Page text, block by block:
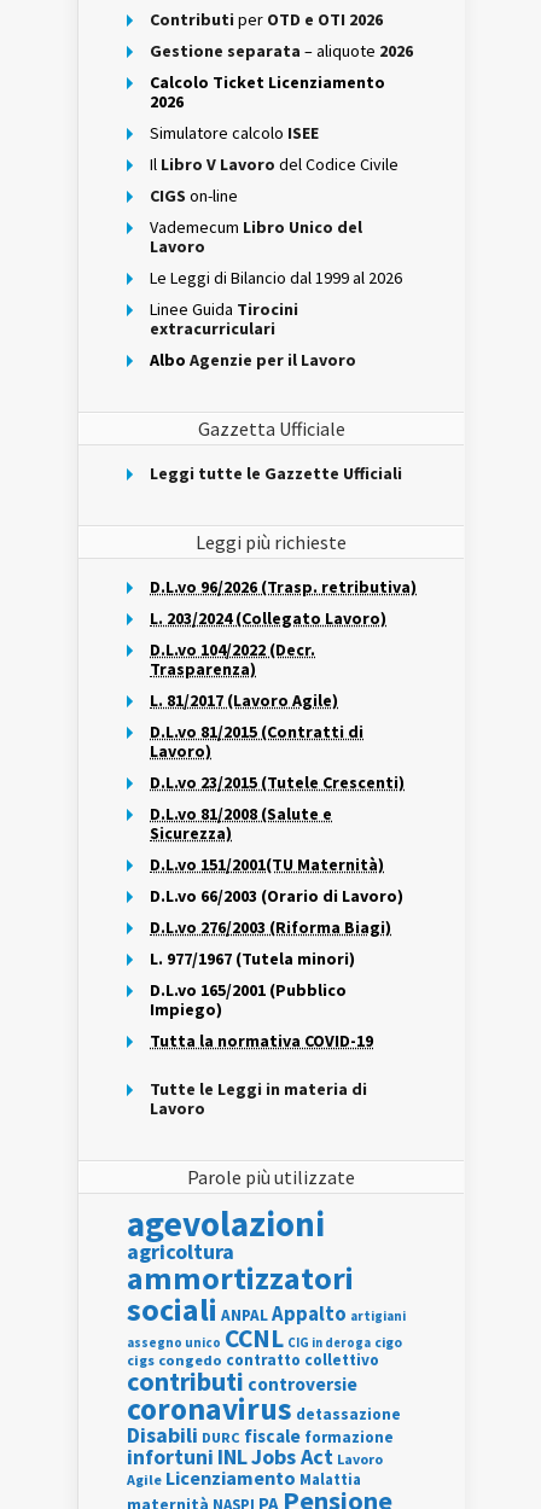
Contributi per OTD e OTI 2026
Gestione separata – aliquote 2026
Calcolo Ticket Licenziamento
2026
Simulatore calcolo ISEE
Il Libro V Lavoro del Codice Civile
CIGS on-line
Vademecum Libro Unico del
Lavoro
Le Leggi di Bilancio dal 1999 al 2026
Linee Guida Tirocini
extracurriculari
Albo Agenzie per il Lavoro
Gazzetta Ufficiale
Leggi tutte le Gazzette Ufficiali
Leggi più richieste
D.L.vo 96/2026 (Trasp. retributiva)
L. 203/2024 (Collegato Lavoro)
D.L.vo 104/2022 (Decr.
Trasparenza)
L. 81/2017 (Lavoro Agile)
D.L.vo 81/2015 (Contratti di
Lavoro)
D.L.vo 23/2015 (Tutele Crescenti)
D.L.vo 81/2008 (Salute e
Sicurezza)
D.L.vo 151/2001(TU Maternità)
D.L.vo 66/2003 (Orario di Lavoro)
D.L.vo 276/2003 (Riforma Biagi)
L. 977/1967 (Tutela minori)
D.L.vo 165/2001 (Pubblico
Impiego)
Tutta la normativa COVID-19
Tutte le Leggi in materia di
Lavoro
Parole più utilizzate
agevolazioni
agricoltura
ammortizzatori
sociali ANPALAppalto artigiani
assegno unico CCNL CIG in deroga cigo
cigs congedo contratto collettivo
contributi controversie
coronavirus detassazione
Disabili DURC fiscale formazione
infortuni INLJobs Act Lavoro
Agile Licenziamento Malattia
maternità NASPI PA Pensione